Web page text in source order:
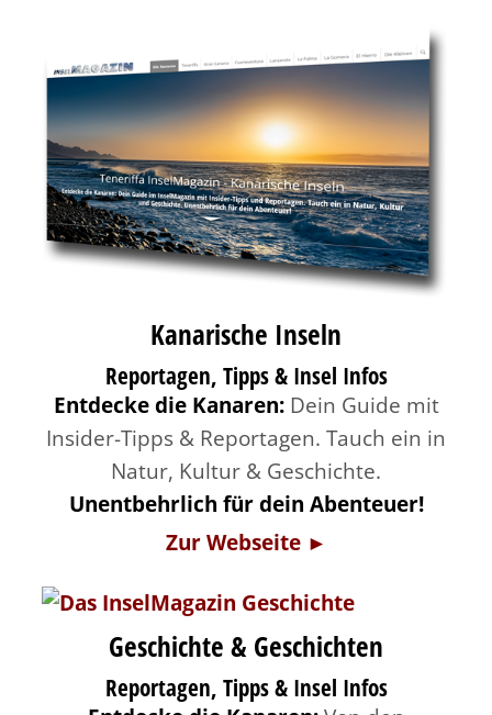
Kanarische Inseln
Reportagen, Tipps & Insel Infos
Entdecke die Kanaren:Dein Guide mit
Insider-Tipps & Reportagen. Tauch ein in
Natur, Kultur & Geschichte.
Unentbehrlich für dein Abenteuer!
Zur Webseite ►
Geschichte & Geschichten
Reportagen, Tipps & Insel Infos